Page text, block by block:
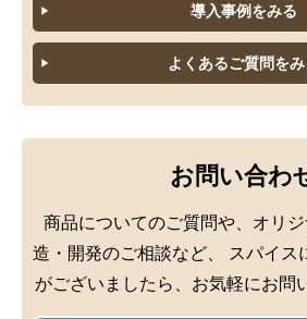
スパイス「わ～ん」
液体・ペースト
ミックススパイス
導入事例をみる
よくあるご質問をみ
お問い合わ
商品についてのご質問や、オリ
造・開発のご相談など、
スパイス
がございましたら、お気軽にお問